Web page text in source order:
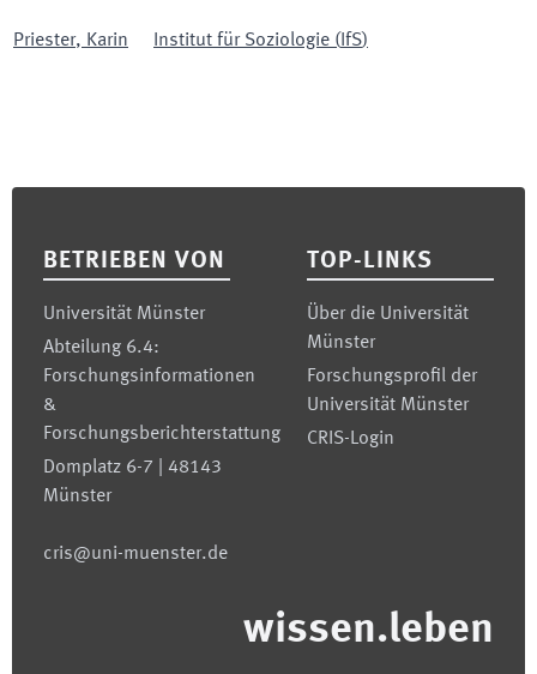
Priester, Karin Institut für Soziologie ( IfS)
BETRIEBEN VON
Universität Münster
Abteilung 6.4:
Forschungsinformationen
&
Forschungsberichterstattung
Domplatz 6-7 | 48143
Münster
cris@uni-muenster.de
TOP-LINKS
Über die Universität
Münster
Forschungsprofil der
Universität Münster
CRIS-Login
wissen.leben